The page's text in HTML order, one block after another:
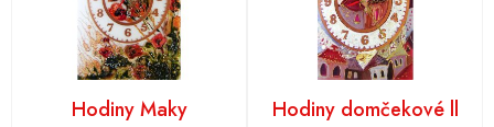
Hodiny Maky Hodiny domčekové ll